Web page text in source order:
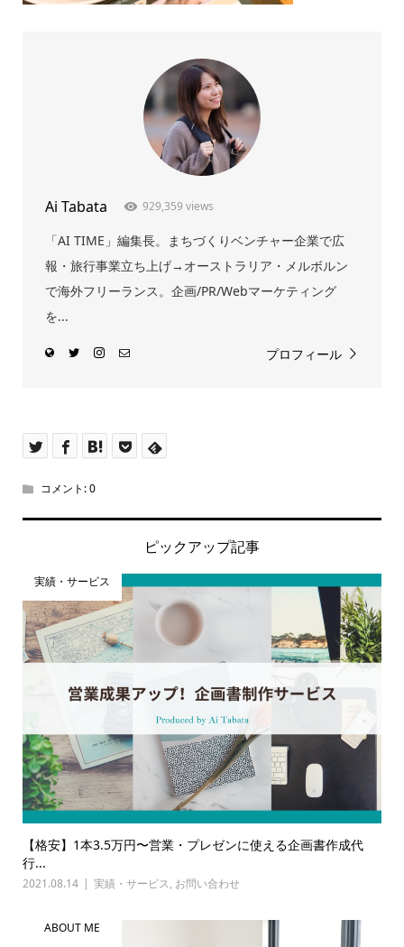
Ai Tabata 929,359 views
「AI TIME」編集長。まちづくりベンチャー企業で広
報・旅行事業立ち上げ→オーストラリア・メルボルン
で海外フリーランス。企画/PR/Webマーケティング
を...
プロフィール
コメント:0
ピックアップ記事
実績・サービス
【格安】1本3.5万円〜営業・プレゼンに使える企画書作成代
行...
2021.08.14 実績・サービス, お問い合わせ
ABOUT ME